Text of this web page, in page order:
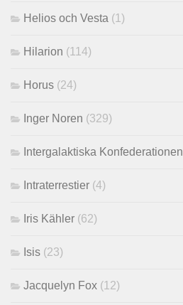
Helios och Vesta (1)
Hilarion (114)
Horus (24)
Inger Noren (329)
Intergalaktiska Konfederationen
Intraterrestier (4)
Iris Kähler (62)
Isis (23)
Jacquelyn Fox (12)